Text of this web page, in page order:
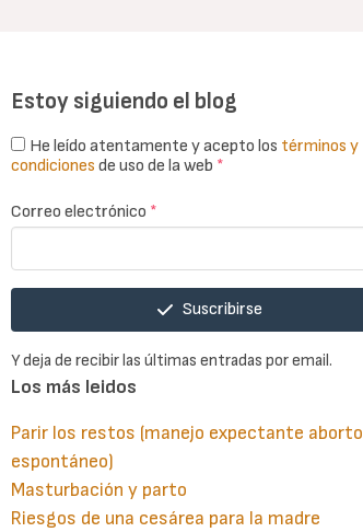
Estoy siguiendo el blog
He leído atentamente y acepto los términos y
condiciones de uso de la web *
Correo electrónico *
Suscribirse
Y deja de recibir las últimas entradas por email.
Los más leidos
Parir los restos (manejo expectante aborto
espontáneo)
Masturbación y parto
Riesgos de una cesárea para la madre